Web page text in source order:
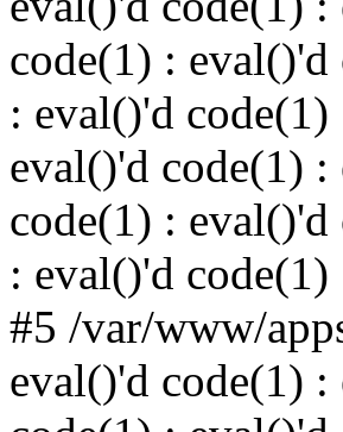
code(1) :
: eval()'d
eval()'d code(1)
code(1) :
: eval()'d
#5 /var/www/
eval()'d code(1)